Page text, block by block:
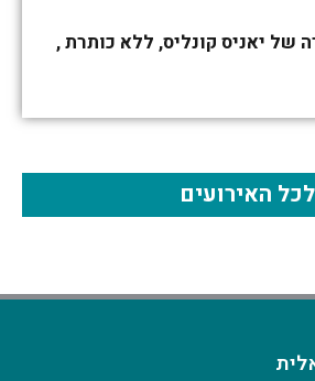
של יאניס קונליס, ללא כותרת ,
לכל האירועים